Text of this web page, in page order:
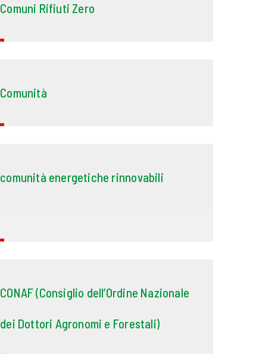
Comuni Rifiuti Zero
Comunità
comunità energetiche rinnovabili
CONAF (Consiglio dell’Ordine Nazionale
dei Dottori Agronomi e Forestali)